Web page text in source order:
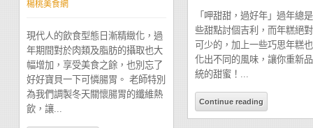
楊桃美食網
現代人的飲食型態日漸精緻化，過
年期間對於肉類及脂肪的攝取也大
幅增加，享受美食之餘，也別忘了
好好寶貝一下可憐腸胃。 老師特別
為我們調製冬天關懷腸胃的纖維熱
飲，讓...
「呷甜甜，過好年」過年總
些甜點討個吉利，而年糕絕
可少的，加上一些巧思年糕
化出不同的風味，讓你重新
統的甜蜜！...
Continue reading